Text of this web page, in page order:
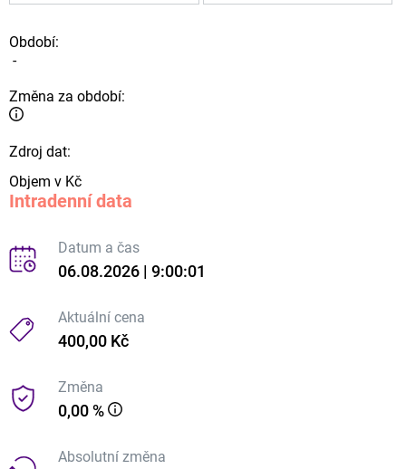
Období:
-
Změna za období:
Zdroj dat:
Objem v Kč
Intradenní data
Datum a čas
06.08.2026 | 9:00:01
Aktuální cena
400,00 Kč
Změna
0,00 %
Absolutní změna